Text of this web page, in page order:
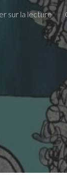
sur la lecture